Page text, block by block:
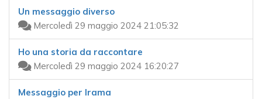
Un messaggio diverso
Mercoledì 29 maggio 2024 21:05:32
Ho una storia da raccontare
Mercoledì 29 maggio 2024 16:20:27
Messaggio per Irama